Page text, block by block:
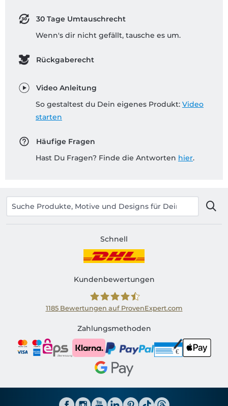
30 Tage Umtauschrecht
Wenn's dir nicht gefällt, tausche es um.
Rückgaberecht
Video Anleitung
So gestaltest du Dein eigenes Produkt: Video
starten
Häufige Fragen
Hast Du Fragen? Finde die Antworten hier.
Schnell
Kundenbewertungen
Shirtinator AT
1185Bewertungen auf ProvenExpert.com
Zahlungsmethoden